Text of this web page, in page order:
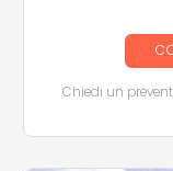
Chiedi un